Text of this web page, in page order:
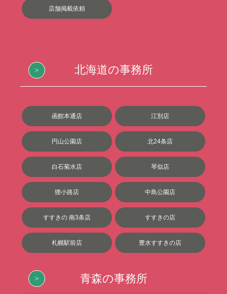
店舗掲載依頼
北海道の事務所
函館本通店 江別店
円山公園店 北24条店
白石菊水店 琴似店
狸小路店 中島公園店
すすきの 南3条店 すすきの店
札幌駅前店 豊水すすきの店
青森の事務所